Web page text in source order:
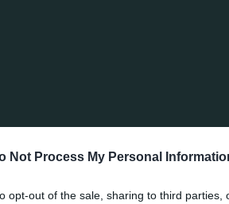
Not Process My Personal
opt-out of the sale, sharing to third
sentenció la victoria y
el balón varios metros fuera del